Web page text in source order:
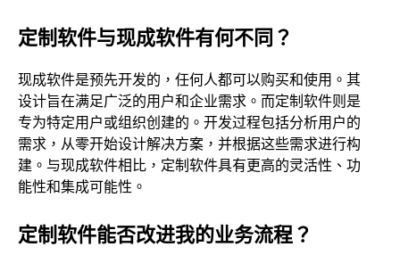
定制软件与现成软件有何不同？
现成软件是预先开发的，任何人都可以购买和使用。其
设计旨在满足广泛的用户和企业需求。而定制软件则是
专为特定用户或组织创建的。开发过程包括分析用户的
需求，从零开始设计解决方案，并根据这些需求进行构
建。与现成软件相比，定制软件具有更高的灵活性、功
能性和集成可能性。
定制软件能否改进我的业务流程？